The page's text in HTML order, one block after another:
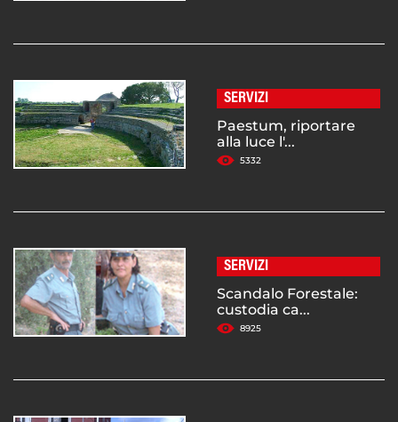
SERVIZI
Paestum, riportare
alla luce l'...
5332
SERVIZI
Scandalo Forestale:
custodia ca...
8925